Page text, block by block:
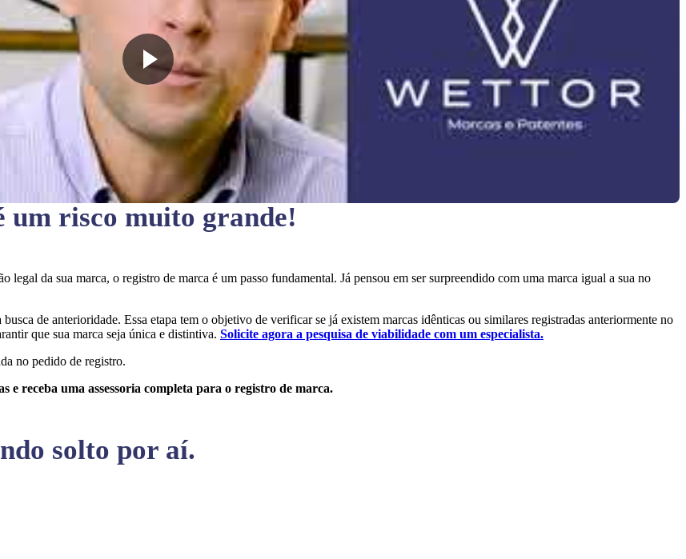
um risco muito grande!
legal da sua marca, o registro de marca é um passo fundamental. Já pensou em ser surpreendido com uma marca igual a sua no
busca de anterioridade. Essa etapa tem o objetivo de verificar se já existem marcas idênticas ou similares registradas anteriormente no
que sua marca seja única e distintiva. Solicite agora a pesquisa de viabilidade com um especialista.
no pedido de registro.
e receba uma assessoria completa para o registro de marca.
solto por aí.